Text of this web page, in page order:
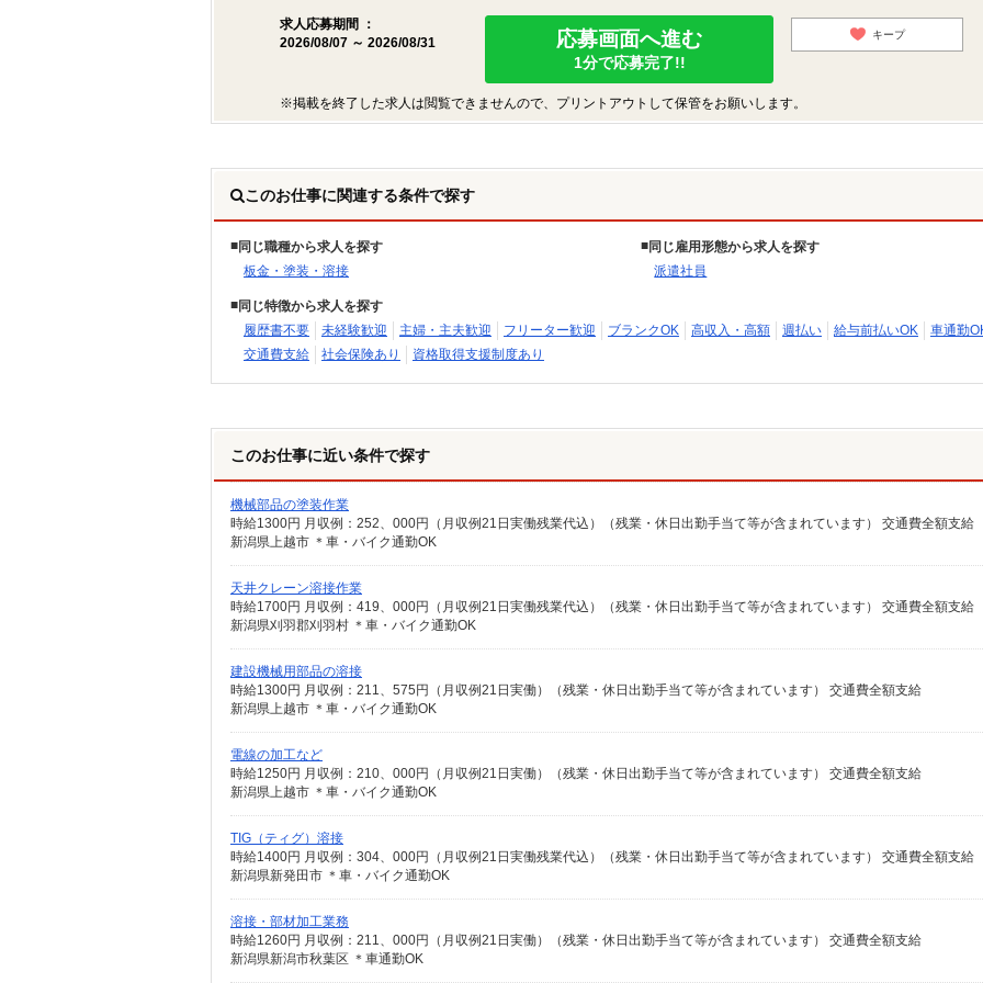
求人応募期間 ：
2026/08/07 ～ 2026/08/31
応募画面へ進む
1分で応募完了!!
キープ
※掲載を終了した求人は閲覧できませんので、プリントアウトして保管をお願いします。
このお仕事に関連する条件で探す
同じ職種から求人を探す
板金・塗装・溶接
同じ雇用形態から求人を探す
派遣社員
同じ特徴から求人を探す
履歴書不要
未経験歓迎 主婦・主夫歓迎 フリーター歓迎 ブランクOK 高収入・高額 週払い 給与前払いOK
車通勤
交通費支給
社会保険あり 資格取得支援制度あり
このお仕事に近い条件で探す
機械部品の塗装作業
時給1300円 月収例：252、000円（月収例21日実働残業代込）（残業・休日出勤手当て等が含まれています） 交通費全額支給
新潟県上越市 ＊車・バイク通勤OK
天井クレーン溶接作業
時給1700円 月収例：419、000円（月収例21日実働残業代込）（残業・休日出勤手当て等が含まれています） 交通費全額支給
新潟県刈羽郡刈羽村 ＊車・バイク通勤OK
建設機械用部品の溶接
時給1300円 月収例：211、575円（月収例21日実働）（残業・休日出勤手当て等が含まれています） 交通費全額支給
新潟県上越市 ＊車・バイク通勤OK
電線の加工など
時給1250円 月収例：210、000円（月収例21日実働）（残業・休日出勤手当て等が含まれています） 交通費全額支給
新潟県上越市 ＊車・バイク通勤OK
TIG（ティグ）溶接
時給1400円 月収例：304、000円（月収例21日実働残業代込）（残業・休日出勤手当て等が含まれています） 交通費全額支給
新潟県新発田市 ＊車・バイク通勤OK
溶接・部材加工業務
時給1260円 月収例：211、000円（月収例21日実働）（残業・休日出勤手当て等が含まれています） 交通費全額支給
新潟県新潟市秋葉区 ＊車通勤OK